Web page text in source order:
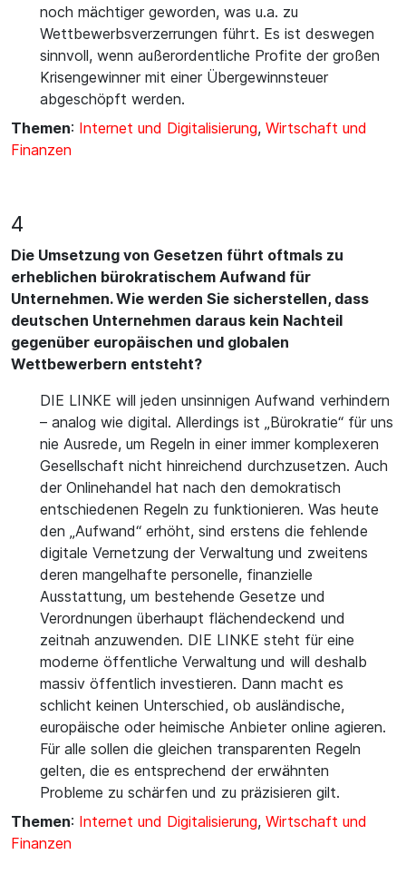
noch mächtiger geworden, was u.a. zu
Wettbewerbsverzerrungen führt. Es ist deswegen
sinnvoll, wenn außerordentliche Profite der großen
Krisengewinner mit einer Übergewinnsteuer
abgeschöpft werden.
Themen: Internet und Digitalisierung, Wirtschaft und
Finanzen
4
Die Umsetzung von Gesetzen führt oftmals zu
erheblichen bürokratischem Aufwand für
Unternehmen. Wie werden Sie sicherstellen, dass
deutschen Unternehmen daraus kein Nachteil
gegenüber europäischen und globalen
Wettbewerbern entsteht?
DIE LINKE will jeden unsinnigen Aufwand verhindern
– analog wie digital. Allerdings ist „Bürokratie“ für uns
nie Ausrede, um Regeln in einer immer komplexeren
Gesellschaft nicht hinreichend durchzusetzen. Auch
der Onlinehandel hat nach den demokratisch
entschiedenen Regeln zu funktionieren. Was heute
den „Aufwand“ erhöht, sind erstens die fehlende
digitale Vernetzung der Verwaltung und zweitens
deren mangelhafte personelle, finanzielle
Ausstattung, um bestehende Gesetze und
Verordnungen überhaupt flächendeckend und
zeitnah anzuwenden. DIE LINKE steht für eine
moderne öffentliche Verwaltung und will deshalb
massiv öffentlich investieren. Dann macht es
schlicht keinen Unterschied, ob ausländische,
europäische oder heimische Anbieter online agieren.
Für alle sollen die gleichen transparenten Regeln
gelten, die es entsprechend der erwähnten
Probleme zu schärfen und zu präzisieren gilt.
Themen: Internet und Digitalisierung, Wirtschaft und
Finanzen